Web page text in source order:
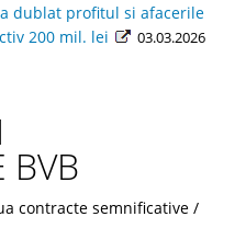
dublat profitul si afacerile
200 mil. lei
03.03.2026
BVB
contracte semnificative /